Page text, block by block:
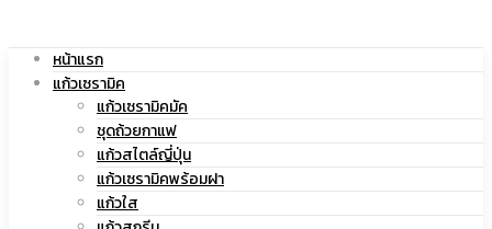
|สกรีน
โลโก้
หน้าแรก
แก้วเซรามิค
แก้วเซรามิคมัค
ชุดถ้วยกาแฟ
แก้วสไตล์ญี่ปุ่น
แก้วเซรามิคพร้อมฝา
แก้วใส